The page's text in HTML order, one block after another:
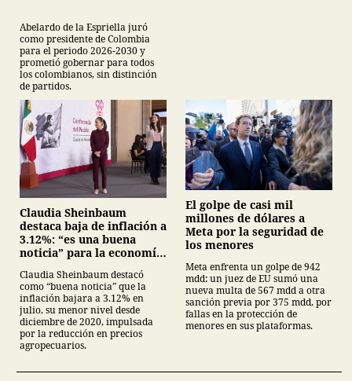
Abelardo de la Espriella juró
como presidente de Colombia
para el periodo 2026-2030 y
prometió gobernar para todos
los colombianos, sin distinción
de partidos.
Claudia Sheinbaum
destaca baja de inflación a
3.12%: “es una buena
noticia” para la economía
Claudia Sheinbaum destacó
como “buena noticia” que la
inflación bajara a 3.12% en
julio, su menor nivel desde
diciembre de 2020, impulsada
por la reducción en precios
agropecuarios.
El golpe de casi mil
millones de dólares a
Meta por la seguridad de
los menores
Meta enfrenta un golpe de 942
mdd: un juez de EU sumó una
nueva multa de 567 mdd a otra
sanción previa por 375 mdd, por
fallas en la protección de
menores en sus plataformas.